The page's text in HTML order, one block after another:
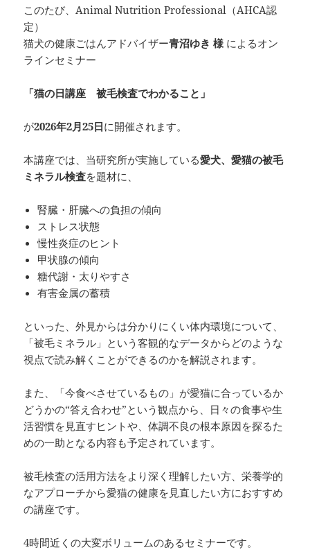
このたび、Animal Nutrition Professional（AHCA認
定）
猫犬の健康ごはんアドバイザー青沼ゆき 様 によるオン
ラインセミナー
「猫の日講座 被毛検査でわかること」
が2026年2月25日に開催されます。
本講座では、当研究所が実施している愛犬、愛猫の被毛
ミネラル検査を題材に、
腎臓・肝臓への負担の傾向
ストレス状態
慢性炎症のヒント
甲状腺の傾向
糖代謝・太りやすさ
有害金属の蓄積
といった、外見からは分かりにくい体内環境について、
「被毛ミネラル」という客観的なデータからどのような
視点で読み解くことができるのかを解説されます。
また、「今食べさせているもの」が愛猫に合っているか
どうかの“答え合わせ”という観点から、日々の食事や生
活習慣を見直すヒントや、体調不良の根本原因を探るた
めの一助となる内容も予定されています。
被毛検査の活用方法をより深く理解したい方、栄養学的
なアプローチから愛猫の健康を見直したい方におすすめ
の講座です。
4時間近くの大変ボリュームのあるセミナーです。